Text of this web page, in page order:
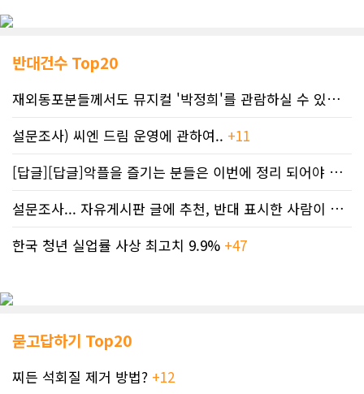
반대건수 Top20
재외동포분들께서도 뮤지컬 '박정희'를 관람하실 수 있도록 노력하겠습니..
설문조사) 씨엔 드림 운영에 관하여.. +11
[답글][답글]악플을 즐기는 분들은 이번에 정리 되어야 합니다.
설문조사... 자유게시판 글에 추천, 반대 표시한 사람이 누구인지 명단..
한국 청년 실업률 사상 최고치 9.9% +47
묻고답하기 Top20
찌든 석회질 제거 방법? +12